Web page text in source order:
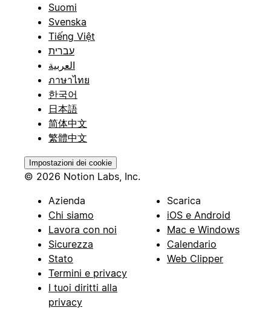
Suomi
Svenska
Tiếng Việt
עברית
العربية
ภาษาไทย
한국어
日本語
简体中文
繁體中文
Impostazioni dei cookie
© 2026 Notion Labs, Inc.
Azienda
Chi siamo
Lavora con noi
Sicurezza
Stato
Termini e privacy
I tuoi diritti alla
privacy
Scarica
iOS e Android
Mac e Windows
Calendario
Web Clipper